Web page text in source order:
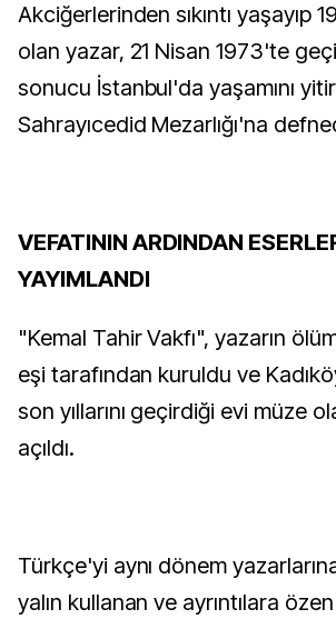
Akciğerlerinden sıkıntı yaşayıp
olan yazar, 21 Nisan 1973'te
sonucu İstanbul'da yaşamını
Sahrayıcedid Mezarlığı'na
VEFATININ ARDINDAN
YAYIMLANDI
"Kemal Tahir Vakfı", yazarın
eşi tarafından kuruldu ve
son yıllarını geçirdiği evi müze
açıldı.
Türkçe'yi aynı dönem
yalın kullanan ve ayrıntılara